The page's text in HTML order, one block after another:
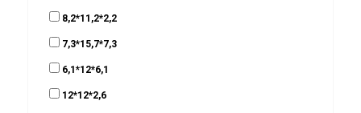
8,2*11,2*2,2
7,3*15,7*7,3
6,1*12*6,1
12*12*2,6